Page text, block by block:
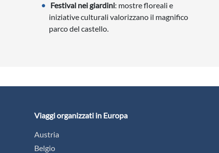
Festival nei giardini: mostre floreali e
iniziative culturali valorizzano il magnifico
parco del castello.
Viaggi organizzati in Europa
Austria
Belgio